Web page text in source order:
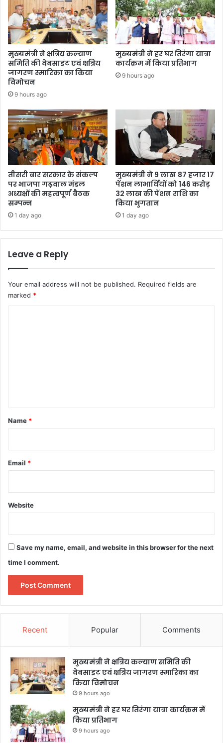
मुख्यमंत्री ने क्षत्रिय कल्याण
समिति की वेबसाइट एवं क्षत्रिय
जागरण स्मारिका का किया
विमोचन
9 hours ago
मुख्यमंत्री ने हर घर तिरंगा यात्रा
कार्यक्रम में किया प्रतिभाग
9 hours ago
तीसरी बार सरकार के संकल्प
पर भाजपा गढ़वाल मंडल
अध्यक्षों की महत्वपूर्ण बैठक
सम्पन्न
1 day ago
मुख्यमंत्री ने 9 लाख 87 हजार 17
पेंशन लाभार्थियों को 146 करोड़
32 लाख की पेंशन राशि का
किया भुगतान
1 day ago
Leave a Reply
Your email address will not be published. Required fields are
marked *
*
Name *
Email *
Website
Save my name, email, and website in this browser for the next
time I comment.
Recent Popular Comments
मुख्यमंत्री ने क्षत्रिय कल्याण समिति की
वेबसाइट एवं क्षत्रिय जागरण स्मारिका का
किया विमोचन
9 hours ago
मुख्यमंत्री ने हर घर तिरंगा यात्रा कार्यक्रम में
किया प्रतिभाग
9 hours ago